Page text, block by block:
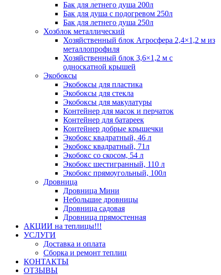
Бак для летнего душа 200л
Бак для душа с подогревом 250л
Бак для летнего душа 250л
Хозблок металлический
Хозяйственный блок Агросфера 2,4×1,2 м из
металлопрофиля
Хозяйственный блок 3,6×1,2 м с
односкатной крышей
Экобоксы
Экобоксы для пластика
Экобоксы для стекла
Экобоксы для макулатуры
Контейнер для масок и перчаток
Контейнер для батареек
Контейнер добрые крышечки
Экобокс квадратный, 46 л
Экобокс квадратный, 71л
Экобокс со скосом, 54 л
Экобокс шестигранный, 110 л
Экобокс прямоугольный, 100л
Дровница
Дровница Мини
Небольшие дровницы
Дровница садовая
Дровница прямостенная
АКЦИИ на теплицы!!!
УСЛУГИ
Доставка и оплата
Сборка и ремонт теплиц
КОНТАКТЫ
ОТЗЫВЫ